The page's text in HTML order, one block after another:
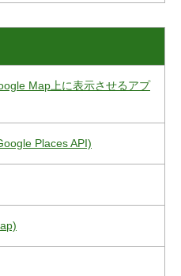
Map上に表示させるアプ
Places API)